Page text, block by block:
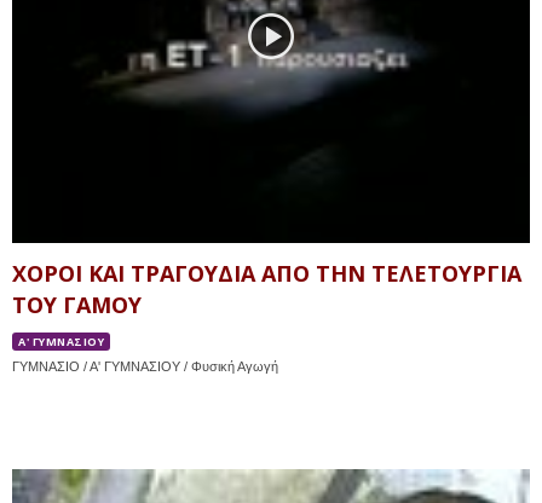
ΧΟΡΟΙ ΚΑΙ ΤΡΑΓΟΥΔΙΑ ΑΠΟ ΤΗΝ ΤΕΛΕΤΟΥΡΓΙΑ
ΤΟΥ ΓΑΜΟΥ
Α' ΓΥΜΝΑΣΙΟΥ
ΓΥΜΝΑΣΙΟ / Α' ΓΥΜΝΑΣΙΟΥ / Φυσική Αγωγή